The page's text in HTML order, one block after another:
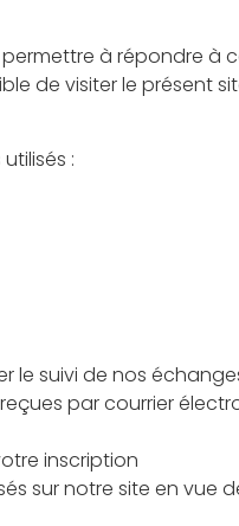
à répondre à
de visiter le présent
:
le suivi de nos
par courrier
inscription
sur notre site en vue